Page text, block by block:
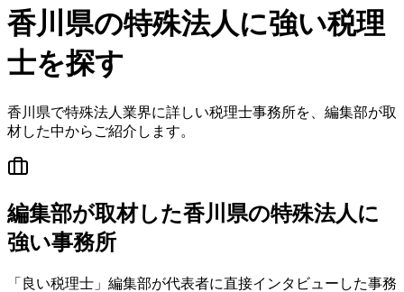
香川県の特殊法人に強い税理
士を探す
香川県で特殊法人 業界に詳しい税理士事務所を、編集部が取
材した中からご紹介します。
編集部が取材した香川県の特殊法人に
強い事務所
「良い税理士」編集部が代表者に直接インタビューした事務